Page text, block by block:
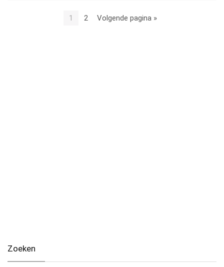
1 2 Volgende pagina »
Zoeken